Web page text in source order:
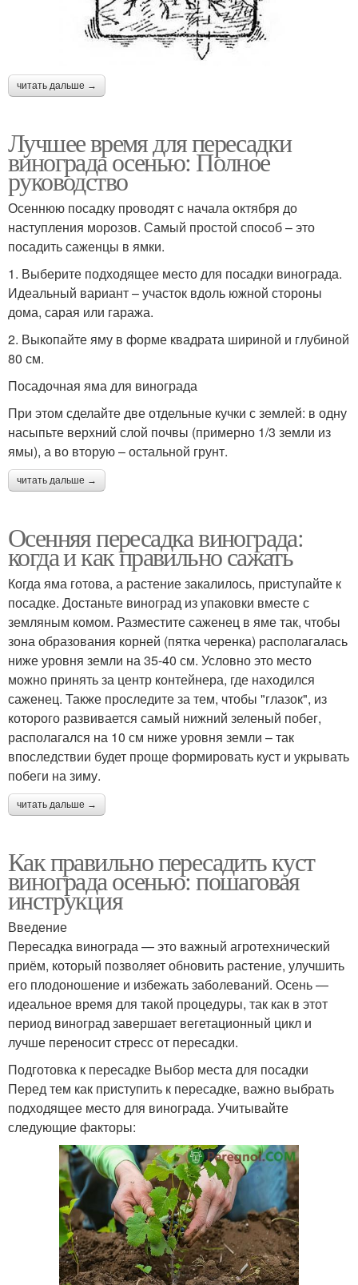
читать дальше →
Лучшее время для пересадки
винограда осенью: Полное
руководство
Осеннюю посадку проводят с начала октября до
наступления морозов. Самый простой способ – это
посадить саженцы в ямки.
1. Выберите подходящее место для посадки винограда.
Идеальный вариант – участок вдоль южной стороны
дома, сарая или гаража.
2. Выкопайте яму в форме квадрата шириной и глубиной
80 см.
Посадочная яма для винограда
При этом сделайте две отдельные кучки с землей: в одну
насыпьте верхний слой почвы (примерно 1/3 земли из
ямы), а во вторую – остальной грунт.
читать дальше →
Осенняя пересадка винограда:
когда и как правильно сажать
Когда яма готова, а растение закалилось, приступайте к
посадке. Достаньте виноград из упаковки вместе с
земляным комом. Разместите саженец в яме так, чтобы
зона образования корней (пятка черенка) располагалась
ниже уровня земли на 35-40 см. Условно это место
можно принять за центр контейнера, где находился
саженец. Также проследите за тем, чтобы "глазок", из
которого развивается самый нижний зеленый побег,
располагался на 10 см ниже уровня земли – так
впоследствии будет проще формировать куст и укрывать
побеги на зиму.
читать дальше →
Как правильно пересадить куст
винограда осенью: пошаговая
инструкция
Введение
Пересадка винограда — это важный агротехнический
приём, который позволяет обновить растение, улучшить
его плодоношение и избежать заболеваний. Осень —
идеальное время для такой процедуры, так как в этот
период виноград завершает вегетационный цикл и
лучше переносит стресс от пересадки.
Подготовка к пересадке Выбор места для посадки
Перед тем как приступить к пересадке, важно выбрать
подходящее место для винограда. Учитывайте
следующие факторы: